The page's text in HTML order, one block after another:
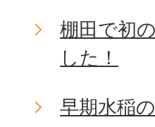
棚田で初
した！
早期水稲